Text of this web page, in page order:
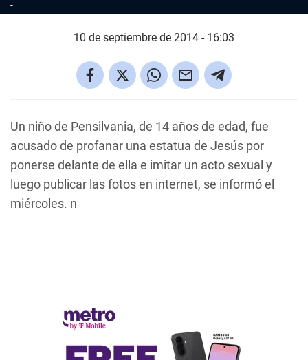
10 de septiembre de 2014 - 16:03
Un niño de Pensilvania, de 14 años de edad, fue
acusado de profanar una estatua de Jesús por
ponerse delante de ella e imitar un acto sexual y
luego publicar las fotos en internet, se informó el
miércoles. n